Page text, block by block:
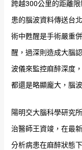
跨越300公里的距離
患的腦波資料傳送台
術中甦醒是手術嚴重
醒，過深則造成大腦
波儀來監控麻醉深度
都還是略顯龐大，腦
陽明交大腦科學研究
治醫師王資竣，在最
分析病患在麻醉狀態